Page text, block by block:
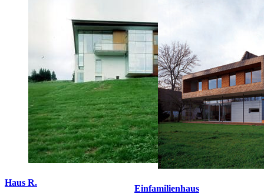
Haus R.
Einfamilienhaus